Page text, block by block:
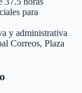
para
y administrativa
Correos, Plaza